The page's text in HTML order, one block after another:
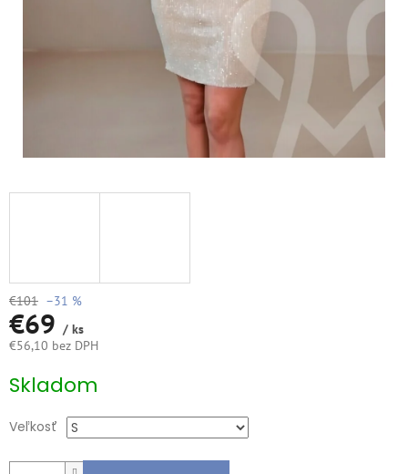
€101 –31 %
€69 / ks
€56,10 bez DPH
cena:
Skladom
Veľkosť